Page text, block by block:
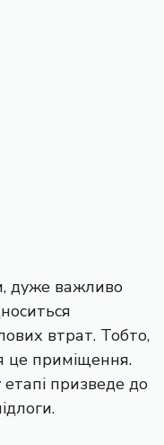
дуже важливо
втрат. Тобто,
це приміщення.
призведе до